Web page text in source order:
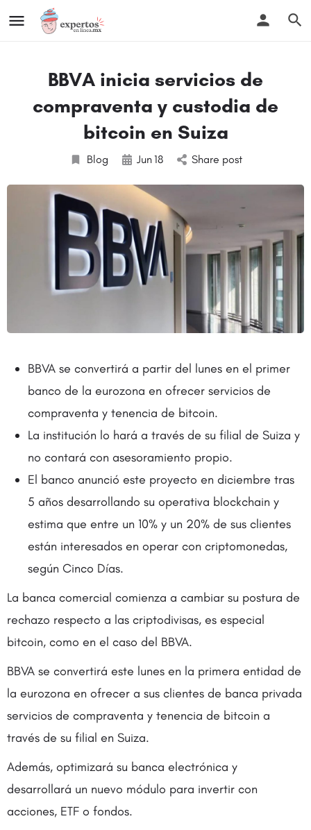
BBVA inicia servicios de
compraventa y custodia de
bitcoin en Suiza
Blog Jun18 Share post
BBVA se convertirá a partir del lunes en el primer
banco de la eurozona en ofrecer servicios de
compraventa y tenencia de bitcoin.
La institución lo hará a través de su filial de Suiza y
no contará con asesoramiento propio.
El banco anunció este proyecto en diciembre tras
5 años desarrollando su operativa blockchain y
estima que entre un 10% y un 20% de sus clientes
están interesados en operar con criptomonedas,
según Cinco Días.
La banca comercial comienza a cambiar su postura de
rechazo respecto a las criptodivisas, es especial
bitcoin, como en el caso del BBVA.
BBVA se convertirá este lunes en la primera entidad de
la eurozona en ofrecer a sus clientes de banca privada
servicios de compraventa y tenencia de bitcoin a
través de su filial en Suiza.
Además, optimizará su banca electrónica y
desarrollará un nuevo módulo para invertir con
acciones, ETF o fondos.